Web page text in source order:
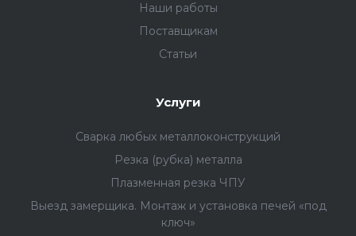
Наши работы
Поставщикам
Статьи
Услуги
Сварка любых металлоконструкций
Резка (рубка) металла
Плазменная резка ЧПУ
Выезд замерщика. Монтаж и установка печей «под
ключ»